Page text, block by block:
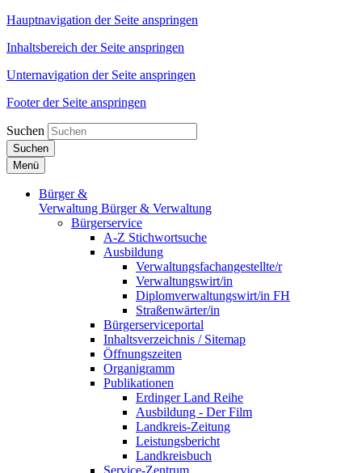
Hauptnavigation der Seite anspringen
Inhaltsbereich der Seite anspringen
Unternavigation der Seite anspringen
Footer der Seite anspringen
Suchen
Suchen
Menü
Bürger &
Verwaltung Bürger & Verwaltung
Bürgerservice
A-Z Stichwortsuche
Ausbildung
Verwaltungsfachangestellte/r
Verwaltungswirt/in
Diplomverwaltungswirt/in FH
Straßenwärter/in
Bürgerserviceportal
Inhaltsverzeichnis / Sitemap
Öffnungszeiten
Organigramm
Publikationen
Erdinger Land Reihe
Ausbildung - Der Film
Landkreis-Zeitung
Leistungsbericht
Landkreisbuch
Service-Zentrum